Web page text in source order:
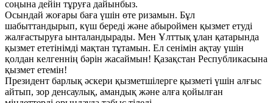
соңына дейін тұруға дайынбыз.
Осындай жоғары баға үшін өте ризамын. Бұл
шабыттандырып, күш береді және абыроймен қызмет етуді
жалғастыруға ынталандырады. Мен Ұлттық ұлан қатарында
қызмет ететінімді мақтан тұтамын. Ел сенімін ақтау үшін
қолдан келгеннің бәрін жасаймын! Қазақстан Республикасына
қызмет етемін!
Президент барлық әскери қызметшілерге қызметі үшін алғыс
айтып, зор денсаулық, амандық және алға қойылған